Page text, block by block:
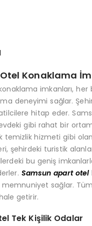
Konaklama
imkanları,
deneyimi sağlar.
hitap eder.
gibi rahat bir
hizmeti gibi
şehirdeki turistik
bu geniş
Samsun apart otel
sağlar.
getirir.
Tek Kişilik Odalar